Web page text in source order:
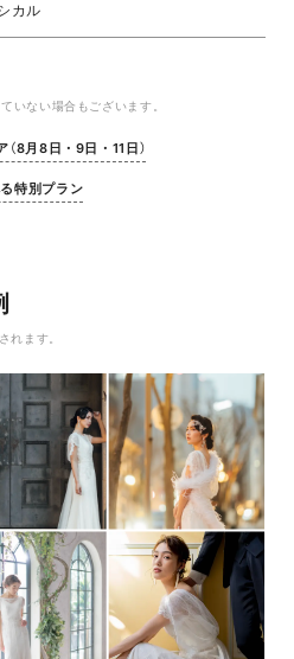
カル
いない場合もございます。
8月8日・9日・11日）
特別プラン
れます。